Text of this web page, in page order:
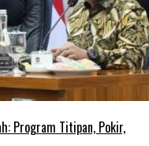
Program Titipan, Pokir,